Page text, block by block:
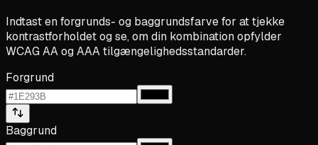
Indtast en forgrunds- og baggrundsfarve for at tjekke
kontrastforholdet og se, om din kombination opfylder
WCAG AA og AAA tilgængelighedsstandarder.
Forgrund
Baggrund